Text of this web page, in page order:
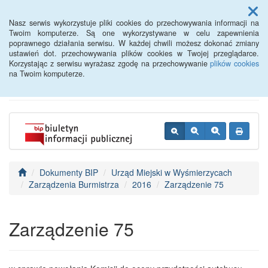
Nasz serwis wykorzystuje pliki cookies do przechowywania informacji na
Twoim komputerze. Są one wykorzystywane w celu zapewnienia
poprawnego działania serwisu. W każdej chwili możesz dokonać zmiany
ustawień dot. przechowywania plików cookies w Twojej przeglądarce.
Korzystając z serwisu wyrażasz zgodę na przechowywanieplików cookies
na Twoim komputerze.
Menu
BIP - Urząd Miejski
Wyśmierzyce
Dokumenty BIP
Urząd Miejski w Wyśmierzycach
Zarządzenia Burmistrza
2016 Zarządzenie 75
Zarządzenie 75